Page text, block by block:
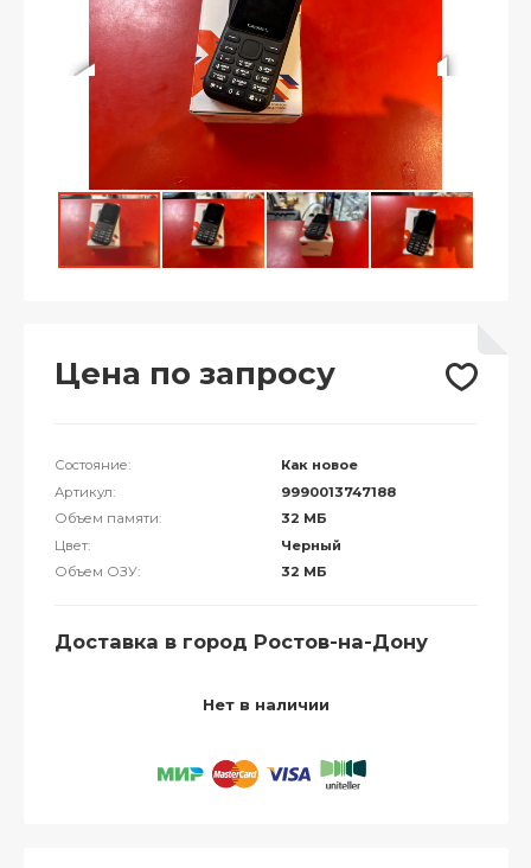
Цена по запросу
Состояние:
Как новое
Артикул:
9990013747188
Объем памяти:
32 МБ
Цвет:
Черный
Объем ОЗУ:
32 МБ
Доставка в город Ростов-на-Дону
Нет в наличии